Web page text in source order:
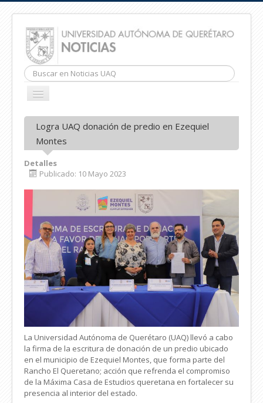
Buscar...
CAMBIAR
INICIO
Logra UAQ donación de predio en Ezequiel
Montes
Detalles
Publicado: 10 Mayo 2023
La Universidad Autónoma de Querétaro (UAQ) llevó a cabo
la firma de la escritura de donación de un predio ubicado
en el municipio de Ezequiel Montes, que forma parte del
Rancho El Queretano; acción que refrenda el compromiso
de la Máxima Casa de Estudios queretana en fortalecer su
presencia al interior del estado.